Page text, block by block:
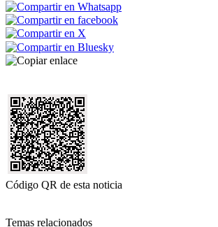
Código QR de esta noticia
Temas relacionados